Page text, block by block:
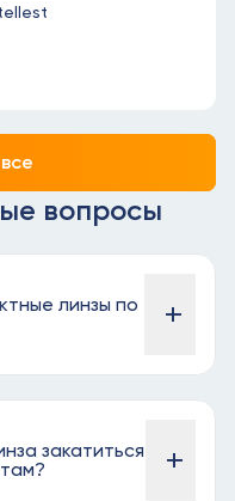
вопросы
линзы по
+
закатиться
+